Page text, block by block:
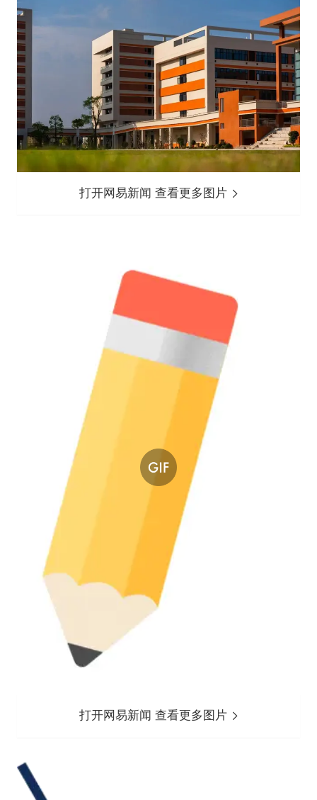
打开网易新闻 查看更多图片
打开网易新闻 查看更多图片